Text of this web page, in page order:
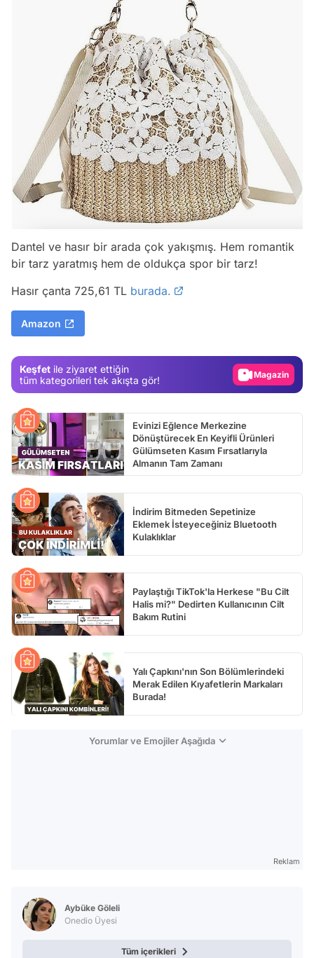
Dantel ve hasır bir arada çok yakışmış. Hem romantik
bir tarz yaratmış hem de oldukça spor bir tarz!
Hasır çanta 725,61 TL burada.
Amazon
Keşfet ile ziyaret ettiğin
tüm kategorileri tek akışta gör!
Video
Evinizi Eğlence Merkezine
Dönüştürecek En Keyifli Ürünleri
Gülümseten Kasım Fırsatlarıyla
Almanın Tam Zamanı
İndirim Bitmeden Sepetinize
Eklemek İsteyeceğiniz Bluetooth
Kulaklıklar
Paylaştığı TikTok'la Herkese "Bu Cilt
Halis mi?" Dedirten Kullanıcının Cilt
Bakım Rutini
Yalı Çapkını'nın Son Bölümlerindeki
Merak Edilen Kıyafetlerin Markaları
Burada!
Yorumlar ve Emojiler Aşağıda
Reklam
Aybüke Göleli
Onedio Üyesi
Tüm içerikleri